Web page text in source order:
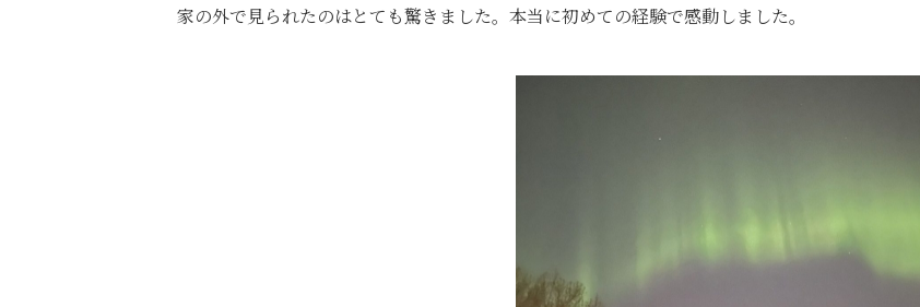
家の外で見られたのはとても驚きました。本当に初めての経験で感動しました。